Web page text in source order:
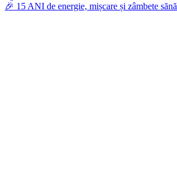
🎉 15 ANI de energie, mișcare și zâmbete